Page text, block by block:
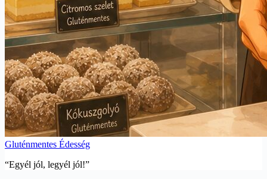
Gluténmentes Édesség
“Egyél jól, legyél jól!”